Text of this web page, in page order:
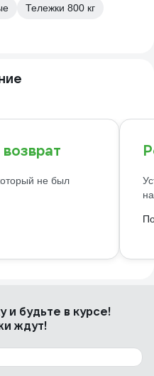
Тележки 800 кг
не был
и будьте в курсе!
ждут!